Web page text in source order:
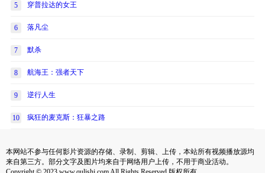
5 穿普拉达的女王
6 落凡尘
7 默杀
8 航海王：强者天下
9 逆行人生
10 疯狂的麦克斯：狂暴之路
本网站不参与任何影片资源的存储、录制、剪辑、上传，本站所有视频播放源均
来自第三方。部分文字及图片均来自于网络用户上传，不用于商业活动。